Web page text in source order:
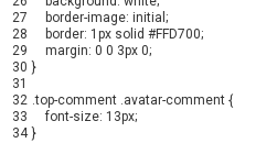
27
28
29
30
31
32
33
34
border-image: initial ;
border: 1px solid #FFD700;
margin: 0 0 3px 0;
}
.top-comment .avatar-comment {
font-size: 13px;
}